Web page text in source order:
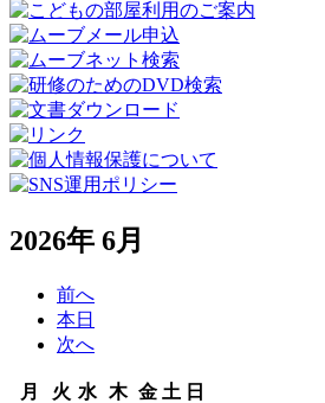
2026年 6月
前へ
本日
次へ
月
月火 火
水 水木木金金
土 土
日